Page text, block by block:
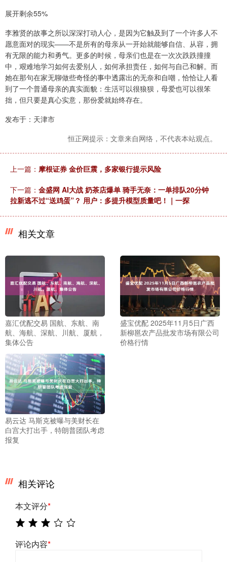
展开剩余55%
李雅贤的故事之所以深深打动人心，是因为它触及到了一个许多人不
愿意面对的现实——不是所有的母亲从一开始就能够自信、从容，拥
有无限的能力和勇气。更多的时候，母亲们也是在一次次跌跌撞撞
中，艰难地学习如何去爱别人，如何承担责任，如何与自己和解。而
她在那句在家无聊做些奇怪的事中透露出的无奈和自嘲，恰恰让人看
到了一个普通母亲的真实面貌：生活可以很狼狈，母爱也可以很笨
拙，但只要是真心实意，那份爱就始终存在。
发布于：天津市
恒正网提示：文章来自网络，不代表本站观点。
上一篇： 摩根证券 金价巨震，多家银行提示风险
下一篇： 金盛网 AI大战 奶茶店爆单 骑手无奈：一单排队20分钟
拉新逃不过“送鸡蛋”？ 用户：多提升模型质量吧！｜一探
相关文章
嘉汇优配交易 国航、东航、南
航、海航、深航、川航、厦航，
集体公告
盛宝优配 2025年11月5日广西
新柳邕农产品批发市场有限公司
价格行情
易云达 马斯克被曝与美财长在
白宫大打出手，特朗普团队考虑
报复
相关评论
本文评分*
评论内容*